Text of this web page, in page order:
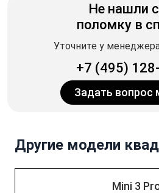
Не нашли
поломку в
Уточните у
+7 (495)
Задать вопрос
Другие модели
Mini 3